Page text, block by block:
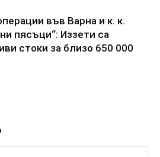
във Варна и к. к.
пясъци“: Иззети са
стоки за близо 650 000